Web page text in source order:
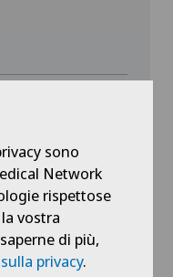
sono
Network
rispettose
vostra
di più,
privacy.